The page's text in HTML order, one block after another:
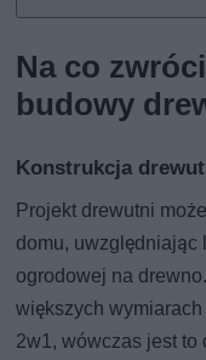
Na co
budowy
Konstrukcja
Projekt drewutni
domu, uwzględniając
ogrodowej na
większych
2w1, wówczas jest to